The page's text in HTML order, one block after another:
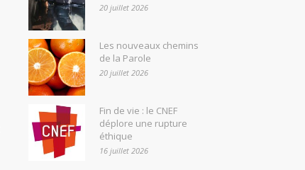
20 juillet 2026
Les nouveaux chemins
de la Parole
20 juillet 2026
Fin de vie : le CNEF
déplore une rupture
éthique
16 juillet 2026